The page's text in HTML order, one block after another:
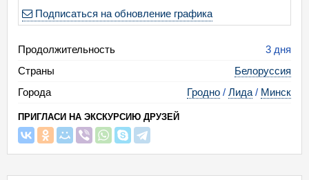
Подписаться на обновление графика
Продолжительность
3 дня
Страны
Белоруссия
Города
Гродно / Лида / Минск
ПРИГЛАСИ НА ЭКСКУРСИЮ ДРУЗЕЙ